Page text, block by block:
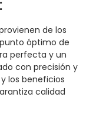
de los
óptimo de
perfecta y un
con precisión y
los beneficios
calidad